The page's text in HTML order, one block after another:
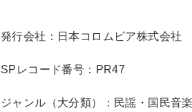
発行会社： 日本コロムビア株式会社
SPレコード番号： PR47
ジャンル（大分類）： 民謡・国民音